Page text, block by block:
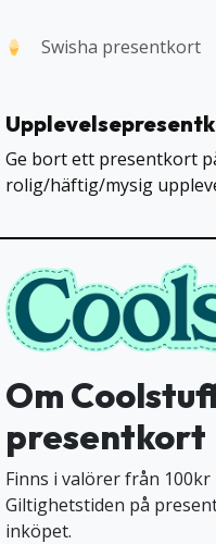
Swisha presentkort
Ge bort ett presentkort
rolig/häftig/mysig
Om
presentkort
Finns i valörer från
Giltighetstiden på
inköpet.